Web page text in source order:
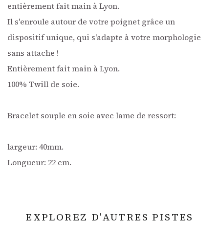
entièrement fait main à Lyon.
Il s'enroule autour de votre poignet grâce un
dispositif unique, qui s'adapte à votre morphologie
sans attache !
Entièrement fait main à Lyon.
100% Twill de soie.
Bracelet souple en soie avec lame de ressort:
largeur: 40mm.
Longueur: 22 cm.
EXPLOREZ D'AUTRES PISTES